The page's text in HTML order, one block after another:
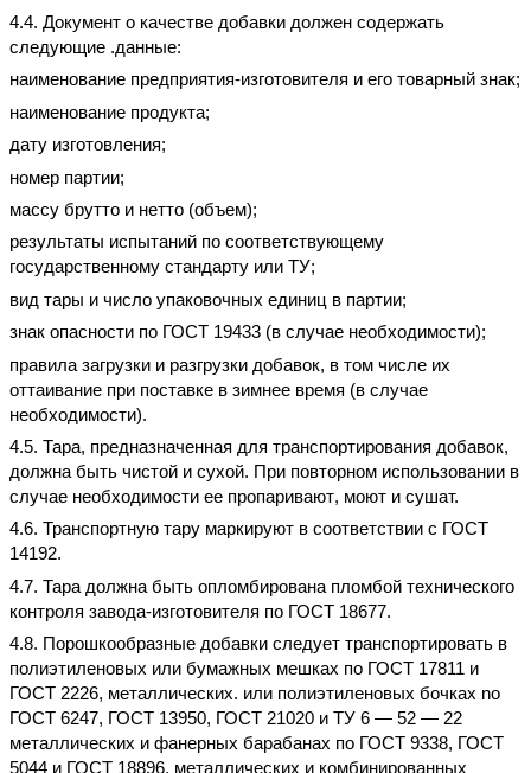
4.4. Документ о качестве добавки должен содержать
следующие .данные:
наименование предприятия-изготовителя и его товарный знак;
наименование продукта;
дату изготовления;
номер партии;
массу брутто и нетто (объем);
результаты испытаний по соответствующему
государственному стандарту или ТУ;
вид тары и число упаковочных единиц в партии;
знак опасности по ГОСТ 19433 (в случае необходимости);
правила загрузки и разгрузки добавок, в том числе их
оттаивание при поставке в зимнее время (в случае
необходимости).
4.5. Тара, предназначенная для транспортирования добавок,
должна быть чистой и сухой. При повторном использовании в
случае необходимости ее пропаривают, моют и сушат.
4.6. Транспортную тару маркируют в соответствии с ГОСТ
14192.
4.7. Тара должна быть опломбирована пломбой технического
контроля завода-изготовителя по ГОСТ 18677.
4.8. Порошкообразные добавки следует транспортировать в
полиэтиленовых или бумажных мешках по ГОСТ 17811 и
ГОСТ 2226, металлических. или полиэтиленовых бочках no
ГОСТ 6247, ГОСТ 13950, ГОСТ 21020 и ТУ 6 — 52 — 22
металлических и фанерных барабанах по ГОСТ 9338, ГОСТ
5044 и ГОСТ 18896, металлических и комбинированных